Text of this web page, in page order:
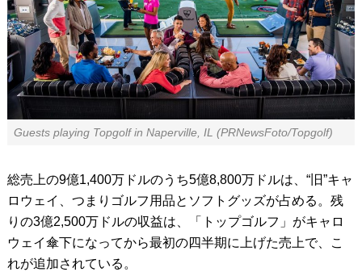
Guests playing Topgolf in Naperville, IL (PRNewsFoto/Topgolf)
総売上の9億1,400万ドルのうち5億8,800万ドルは、“旧”キャ
ロウェイ、つまりゴルフ用品とソフトグッズが占める。残
りの3億2,500万ドルの収益は、「トップゴルフ」がキャロ
ウェイ傘下になってから最初の四半期に上げた売上で、こ
れが追加されている。